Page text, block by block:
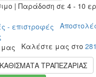
| Παράδοση σε 4 - 10
Καλέστε μας στο
ΚΑΘΙΣΜΑΤΑ ΤΡΑΠΕΖΑΡΙΑΣ